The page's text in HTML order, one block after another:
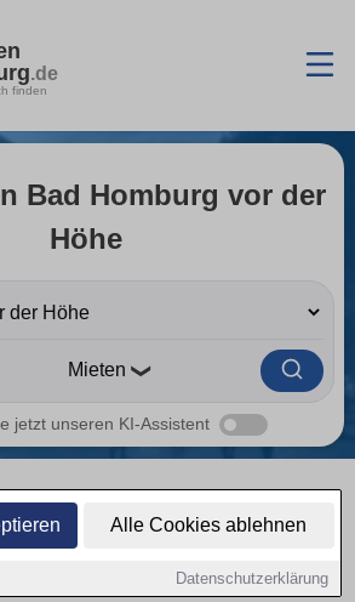
Alle Cookies ablehnen
Datenschutzerklärung
.de
finden
Bad Homburg vor der
Höhe
❯
jetzt unseren KI-Assistent
Bad Homburg
der Höhe